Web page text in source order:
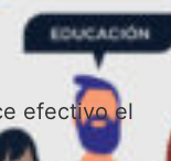
efectivo el